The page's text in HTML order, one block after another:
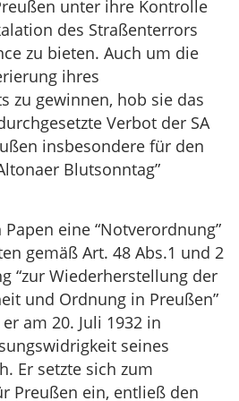
unter ihre Kontrolle
des Straßenterrors
zu bieten. Auch um die
ihres
zu gewinnen, hob sie das
Verbot der SA
insbesondere für den
Blutsonntag”
eine “Notverordnung”
gemäß Art. 48 Abs.1 und 2
“zur Wiederherstellung der
und Ordnung in Preußen”
am 20. Juli 1932 in
seines
Er setzte sich zum
Preußen ein, entließ den